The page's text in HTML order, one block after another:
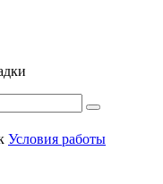
Условия работы